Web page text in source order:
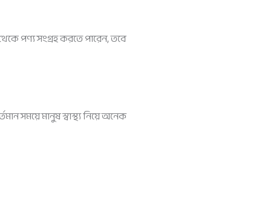
পণ্য সংগ্রহ করতে পারেন, তবে
সময়ে মানুষ স্বাস্থ্য নিয়ে অনেক